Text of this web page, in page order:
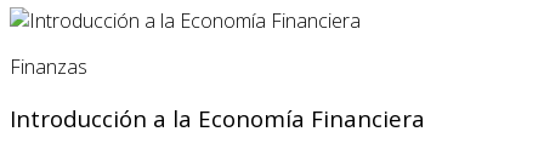
Finanzas
Introducción a la Economía Financiera